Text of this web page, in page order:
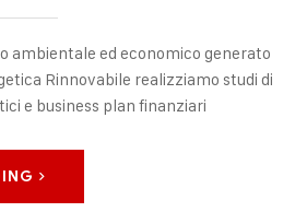
ambientale ed economico generato
Rinnovabile realizziamo studi di
e business plan finanziari